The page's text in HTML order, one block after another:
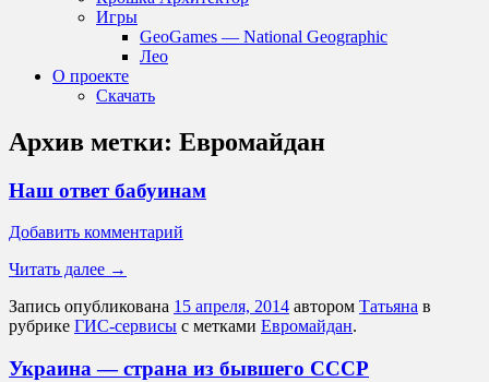
Игры
GeoGames — National Geographic
Лео
О проекте
Скачать
Архив метки: Евромайдан
Наш ответ бабуинам
Добавить комментарий
Читать далее →
Запись опубликована 15 апреля, 2014 автором Татьяна в
рубрике ГИС-сервисы с метками Евромайдан.
Украина — страна из бывшего СССР